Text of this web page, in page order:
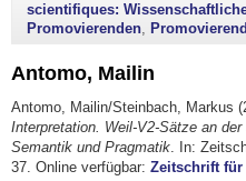
scientifiques:
Promovierenden,
Antomo, Mailin
Antomo, Mailin/Steinbach, Markus
Interpretation. Weil-V2-Sätze an
Semantik und Pragmatik. In:
37. Online verfügbar: Zeitschrift für